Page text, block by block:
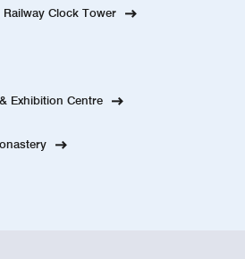
Clock Tower
Exhibition Centre